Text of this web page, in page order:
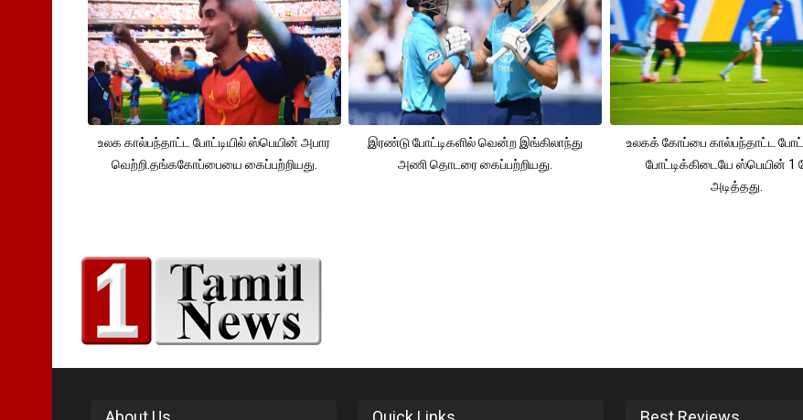
உலக கால்பந்தாட்ட போட்டியில் ஸ்பெயின் அபார
வெற்றி.தங்ககோப்பையை கைப்பற்றியது.
இரண்டு போட்டிகளில் வென்ற இங்கிலாந்து
அணி தொடரை கைப்பற்றியது.
உலகக் கோப்பை கால்பந்தாட்ட
போட்டிக்கிடையே ஸ்பெயின் 1
அடித்தது.